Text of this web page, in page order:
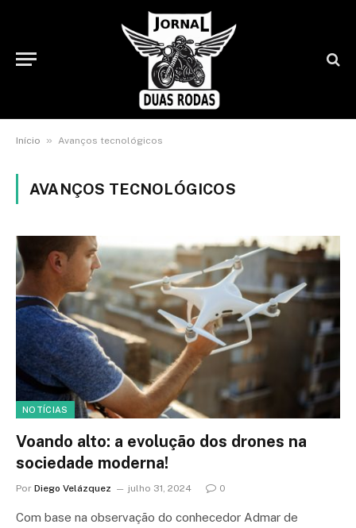
Início » Avanços tecnológicos
AVANÇOS TECNOLÓGICOS
NOTÍCIAS
Voando alto: a evolução dos drones na
sociedade moderna!
Por Diego Velázquez julho 31, 2024 0
Com base na observação do conhecedor Admar de